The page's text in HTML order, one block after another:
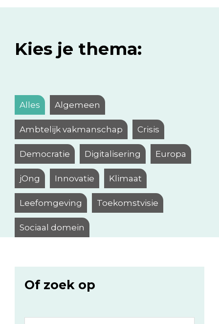
Kies je thema:
Alles Algemeen
Ambtelijk vakmanschap Crisis
Democratie Digitalisering Europa
jOng Innovatie Klimaat
Leefomgeving Toekomstvisie
Sociaal domein
Of zoek op